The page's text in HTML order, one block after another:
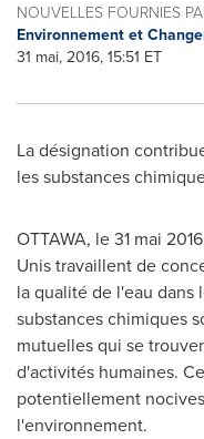
NOUVELLES FOURNIES
Environnement et
31 mai, 2016, 15:51 ET
La désignation
les substances
OTTAWA, le 31 mai
Unis travaillent de
la qualité de l'eau dans
substances chimiques
mutuelles qui se
d'activités humaines.
potentiellement
l'environnement.